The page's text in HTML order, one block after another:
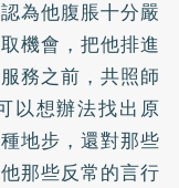
為他腹脹十分嚴
機會，把他排進
務之前，共照師
以想辦法找出原
地步，還對那些
那些反常的言行